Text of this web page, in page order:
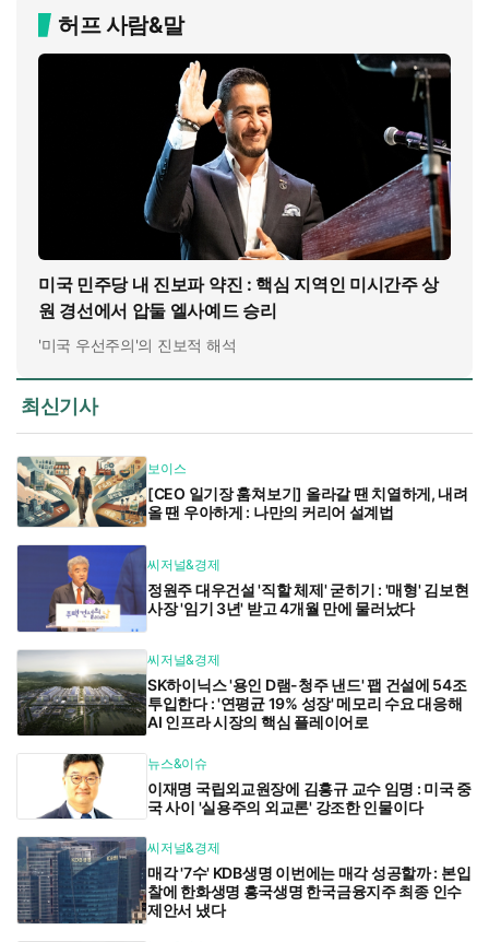
허프 사람&말
미국 민주당 내 진보파 약진 : 핵심 지역인 미시간주 상
원 경선에서 압둘 엘사예드 승리
'미국 우선주의'의 진보적 해석
최신기사
보이스
[CEO 일기장 훔쳐보기] 올라갈 땐 치열하게, 내려
올 땐 우아하게 : 나만의 커리어 설계법
씨저널&경제
정원주 대우건설 '직할 체제' 굳히기 : '매형' 김보현
사장 '임기 3년' 받고 4개월 만에 물러났다
씨저널&경제
SK하이닉스 '용인 D램-청주 낸드' 팹 건설에 54조
투입한다 : '연평균 19% 성장' 메모리 수요 대응해
AI 인프라 시장의 핵심 플레이어로
뉴스&이슈
이재명 국립외교원장에 김흥규 교수 임명 : 미국 중
국 사이 '실용주의 외교론' 강조한 인물이다
씨저널&경제
매각 '7수' KDB생명 이번에는 매각 성공할까 : 본입
찰에 한화생명 흥국생명 한국금융지주 최종 인수
제안서 냈다